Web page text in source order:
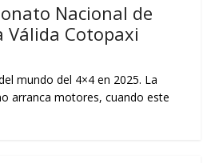
Nacional de
Válida Cotopaxi
mundo del 4×4 en 2025. La
arranca motores, cuando este